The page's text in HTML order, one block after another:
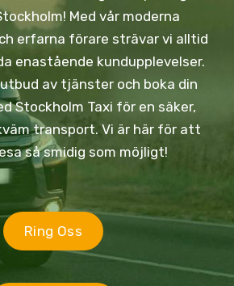
Med vår moderna
erfarna förare strävar vi alltid
enastående kundupplevelser.
av tjänster och boka din
Stockholm Taxi för en säker,
transport. Vi är här för att
så smidig som möjligt!
Ring Oss